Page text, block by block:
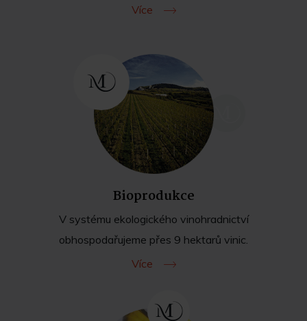
Více
Bioprodukce
V systému ekologického vinohradnictví
obhospodařujeme přes 9 hektarů vinic.
Více